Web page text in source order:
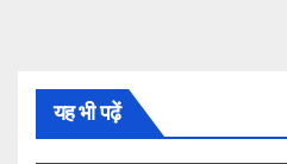
यह भी पढ़ें